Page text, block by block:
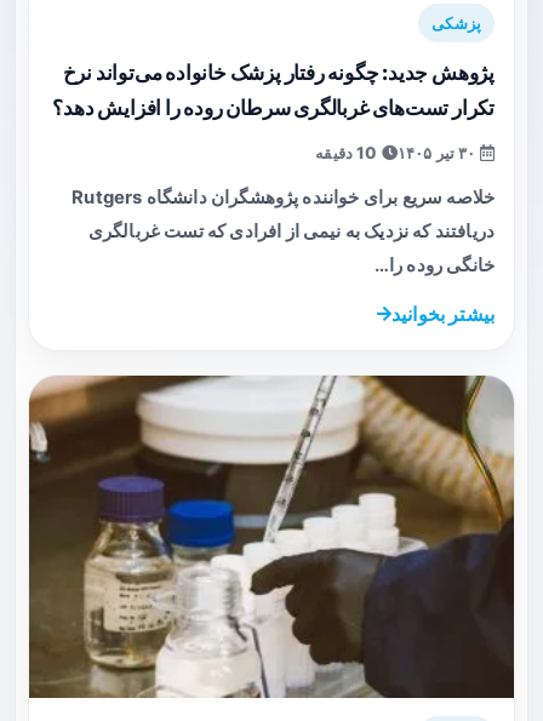
پزشکی
پژوهش جدید: چگونه رفتار پزشک خانواده می‌تواند نرخ
تکرار تست‌های غربالگری سرطان روده را افزایش دهد؟
خلاصه سریع برای خواننده پژوهشگران دانشگاه Rutgers
دریافتند که نزدیک به نیمی از افرادی که تست غربالگری
خانگی روده را…
بیشتر بخوانید